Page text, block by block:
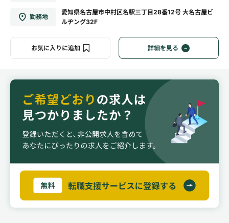
勤務地
愛知県名古屋市中村区名駅三丁目28番12号 大名古屋ビ
ルヂング32F
お気に入りに追加 詳細を見る